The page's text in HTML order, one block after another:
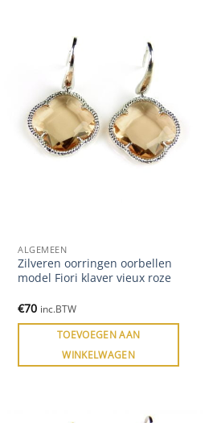
ALGEMEEN
Zilveren oorringen oorbellen
model Fiori klaver vieux roze
€70 inc.BTW
TOEVOEGEN AAN
WINKELWAGEN